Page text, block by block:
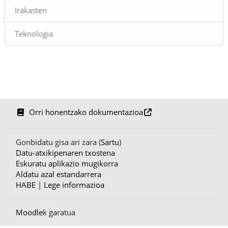
Irakasten
Teknologia
Orri honentzako dokumentazioa
Gonbidatu gisa ari zara (Sartu)
Datu-atxikipenaren txostena
Eskuratu aplikazio mugikorra
Aldatu azal estandarrera
HABE | Lege informazioa
Moodlek garatua